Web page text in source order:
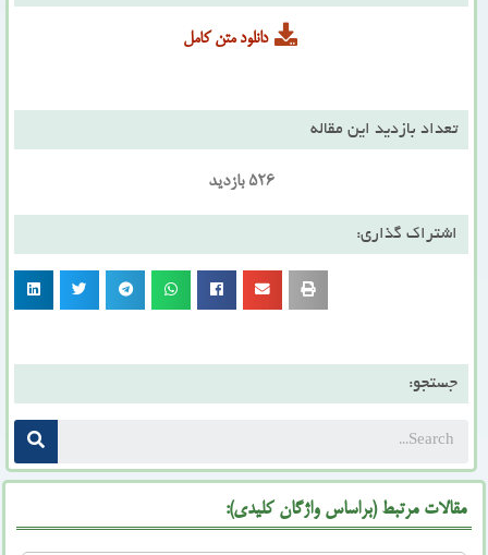
دانلود متن کامل
تعداد بازدید این مقاله
526 بازدید
اشتراک گذاری:
جستجو:
مقالات مرتبط (براساس واژگان کلیدی):